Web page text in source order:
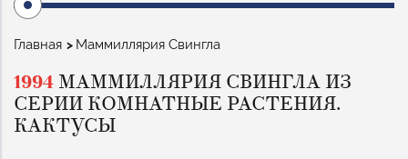
Строка
Главная Маммиллярия Свингла
1994 МАММИЛЛЯРИЯ СВИНГЛА ИЗ
СЕРИИ КОМНАТНЫЕ РАСТЕНИЯ.
КАКТУСЫ